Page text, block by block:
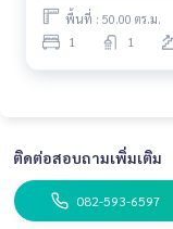
พื้นที่ : 50.00 ตร.ม.
1 1
ติดต่อสอบถามเพิ่มเติม
082-593-6597